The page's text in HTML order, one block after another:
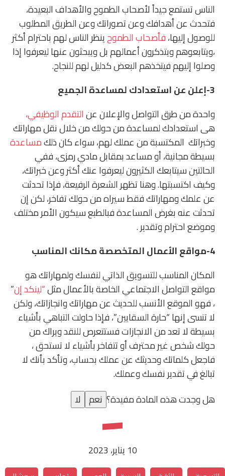
الناس تستمع جيداً لأصحاب الطموح والأهداف البعيدة،
فتحدث عن أهدافك وعن تصوراتك وعن الطريق المطلوب
للوصول إليها،فأصحاب الطموحينظر الناس لهم باحترام أكثر
،ويتابعوهم ويتذكرون أعمالهم بل ويبحثون عنها ليعرفوا إذا
وصلوا إليهم فيتخذهم البعض كدليل لهم للنجاح.
3-إعلن عن استعدادك لمساعدة الجميع
واحدة من طرق التواصل والإعلان عنالتقدم الوظيفي،
هى استعدادك لمساعدة من حولك من خلال نقل مهاراتك
وخبراتك المكتسبة من عملك لهم، سواء كان ذلكمساعدة
بسيطة مجانية، أو مساعد بمقابل مادي رمزى، ففي
الحالتين سيتابعك الكثيرون ليعرفوا عنك أكثر وعن خبراتك،
وكيف اكتسبتها. وهنا تظهر الشعرة الرفيعة، فإذا تحدثت
عن علمك ومهاراتك فقط سيراه من حولك تفاخر، لكن إن
تحدثت عنه بغرض المساعدة فبالطبع سيكون الأمر مختلف
وموضع احترام وتقدير .
4-مواقع الأعمال المتخصصة مكانك المناسب
المكان المناسب للتسويق الذاتي لنفسك ولمهاراتك هو
مواقع التواصل الاجتماعي الخاصة بالأعمال مثل“لينكد إن”
، فهو الموقع الأنسب للحديث عن مهاراتك وانجازاتك، ولكن
لا تنسى إنها “حارة السقايين”، فإذا حاولت التباهي بأشياء
بسيطة لا تعد من الانجازات فستتعرص للنقد ويراك من
حولك شخص غير محترف أو تتفاخر بأشياء لا تستحق ،
فاجعل كلماتك وحديثك عن عملك بحساب، وتأكد بأنك لا
تبالغ في تقدير نفسك وعملك.
هل وجدت هذه المادة مفيدة؟ نعم لا
10 يناير، 2023